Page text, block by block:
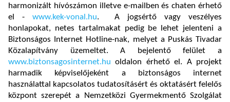
harmonizált hívószámon illetve e-mailben és chaten érhető
el - www.kek-vonal.hu. A jogsértő vagy veszélyes
honlapokat, netes tartalmakat pedig be lehet jelenteni a
Biztonságos Internet Hotline-nak, melyet a Puskás Tivadar
Közalapítvány üzemeltet. A bejelentő felület a
www.biztonsagosinternet.hu oldalon érhető el. A projekt
harmadik képviselőjeként a biztonságos internet
használattal kapcsolatos tudatosításért és oktatásért felelős
központ szerepét a Nemzetközi Gyermekmentő Szolgálat